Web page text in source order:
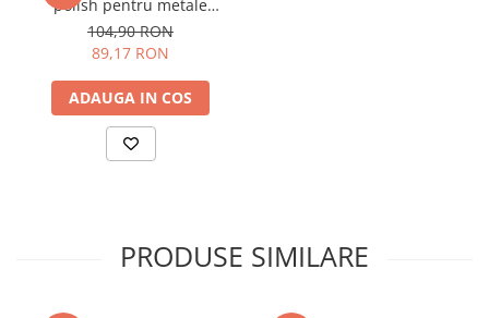
produs pentru uz profesional; a nu se lăsa la
îndemâna copiilor
produsul poate fi iritant pentru piele
folosiți mănuși de protecție/
îmbrăcăminte/protecție pentru ochi/protecție
pentru față
polish pentru metale
(150ml)
104,90 RON
89,17 RON
ADAUGA IN COS
PRODUSE SIMILARE